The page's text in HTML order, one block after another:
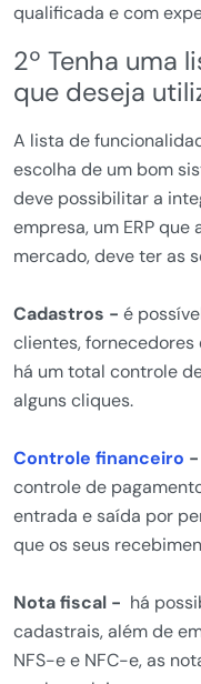
qualificada e com
2º Tenha uma
que deseja
A lista de
escolha de um bom
deve possibilitar a
empresa, um ERP
mercado, deve ter as
Cadastros - é
clientes,
há um total controle
alguns cliques.
Controle financeiro -
controle de
entrada e saída por
que os seus
Nota fiscal - há
cadastrais, além de
NFS-e e NFC-e, as